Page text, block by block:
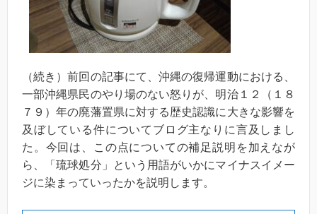
（続き）前回の記事にて、沖縄の復帰運動における、
一部沖縄県民のやり場のない怒りが、明治１２（１８
７９）年の廃藩置県に対する歴史認識に大きな影響を
及ぼしている件についてブログ主なりに言及しまし
た。今回は、この点についての補足説明を加えなが
ら、「琉球処分」という用語がいかにマイナスイメー
ジに染まっていったかを説明します。